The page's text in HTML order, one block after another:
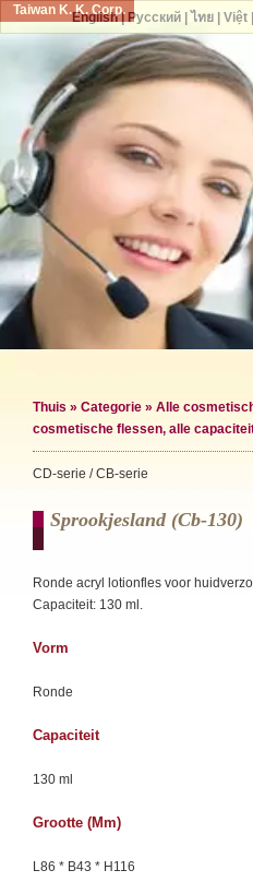
Taiwan K. K. Corp.
Thuis » Categorie » Alle
cosmetische flessen, alle
CD-serie / CB-serie
Sprookjesland (cb-130)
Ronde acryl lotionfles voor
Capaciteit: 130 ml.
Vorm
Ronde
Capaciteit
130 ml
Grootte (mm)
L86 * B43 * H116
English| Русский| ไทย| Việt|